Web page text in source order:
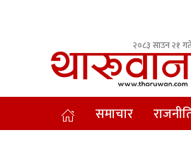
२०८३ साउन २१
Leading Newsportal from
समाचार